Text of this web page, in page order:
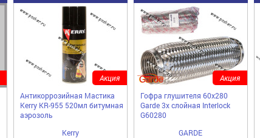
Антикоррозийная Мастика
Kerry KR-955 520мл битумная
аэрозоль
Kerry
Акция
Гофра глушителя 60x280
Garde 3х слойная Interloсk
G60280
GARDE
Акция